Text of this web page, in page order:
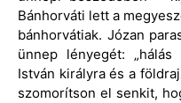
Bánhorváti lett a
bánhorvátiak. Józan
ünnep lényegét:
István királyra és a
szomorítson el senkit,